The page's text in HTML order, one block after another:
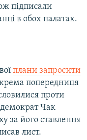
підписали
в обох палатах.
плани запросити
попередниця
проти
демократ Чак
за його ставлення
лист.